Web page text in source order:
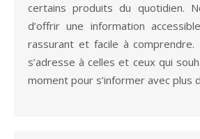
certains produits du quotidien.
d’offrir une information
rassurant et facile à comprendre.
s’adresse à celles et ceux qui
moment pour s’informer avec plus